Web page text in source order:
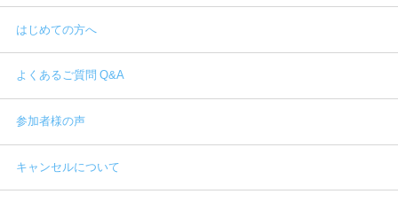
はじめての方へ
よくあるご質問 Q&A
参加者様の声
キャンセルについて